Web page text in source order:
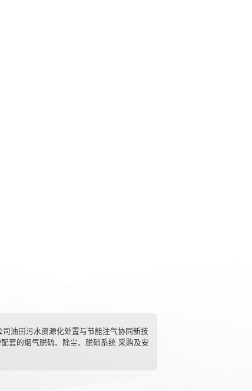
油田污水资源化处置与节能注气协同新技
套的烟气脱硫、除尘、脱硝系统 采购及安